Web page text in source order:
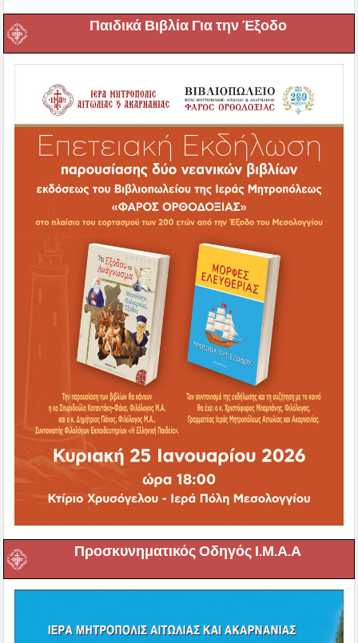
Παιδικά Βιβλία Για την Έξοδο
Προσκυνηματικός Οδηγός Ι.Μ.Α.Α